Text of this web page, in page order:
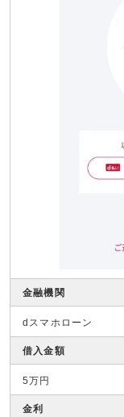
金融機関
dスマホローン
借入金額
5万円
金利